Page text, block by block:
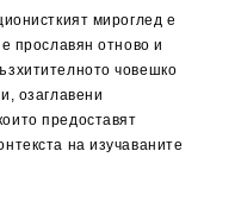
мироглед е
прославян отново и
човешко
озаглавени
предоставят
на изучаваните